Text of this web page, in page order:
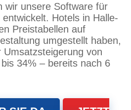
wir unsere Software für
Hotels in Halle-
Preistabellen auf
umgestellt haben,
Umsatzsteigerung von
34% – bereits nach 6